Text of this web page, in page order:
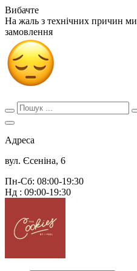
Вибачте
На жаль з технічних причин
замовлення
Адреса
вул. Єсеніна, 6
Пн-Сб: 08:00-19:30
Нд : 09:00-19:30